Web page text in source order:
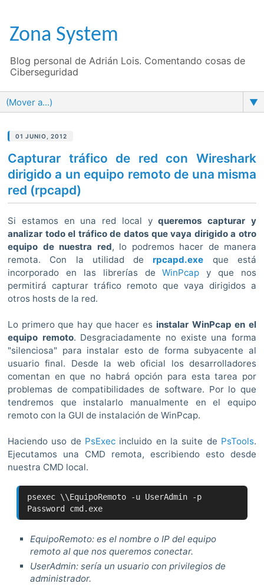
Zona System
Blog personal de Adrián Lois. Comentando cosas de
Ciberseguridad
▼
01 JUNIO, 2012
Capturar tráfico de red con Wireshark
dirigido a un equipo remoto de una misma
red (rpcapd)
Si estamos en una red local yqueremos capturar y
analizar todo el tráfico de datos que vaya dirigido a otro
equipo de nuestra red, lo podremos hacer de manera
remota. Con la utilidad de rpcapd.exe que está
incorporado en las librerías deWinPcap y que nos
permitirá capturar tráfico remoto que vaya dirigidos a
otros hosts de la red.
Lo primero que hay que hacer es instalar WinPcap en el
equipo remoto. Desgraciadamente no existe una forma
"silenciosa" para instalar esto de forma subyacente al
usuario final. Desde la web oficial los desarrolladores
comentan en que no habrá opción para esta tarea por
problemas de compatibilidades de software. Por lo que
tendremos que instalarlo manualmente en el equipo
remoto con la GUI de instalación de WinPcap.
Haciendo uso de PsExec incluido en la suite de PsTools.
Ejecutamos una CMD remota, escribiendo esto desde
nuestra CMD local.
psexec \\EquipoRemoto -u UserAdmin -p
Password cmd.exe
EquipoRemoto: es el nombre o IP del equipo
remoto al que nos queremos conectar.
UserAdmin: sería un usuario con privilegios de
administrador.